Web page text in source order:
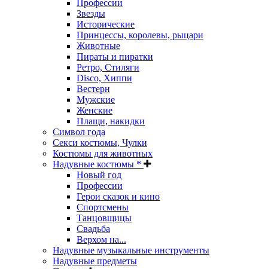
Профессии
Звезды
Исторические
Принцессы, королевы, рыцари
Животные
Пираты и пиратки
Ретро, Стиляги
Disco, Хиппи
Вестерн
Мужские
Женские
Плащи, накидки
Символ года
Секси костюмы, Чулки
Костюмы для животных
Надувные костюмы *
Новый год
Профессии
Герои сказок и кино
Спортсмены
Танцовщицы
Свадьба
Верхом на...
Надувные музыкальные инструменты
Надувные предметы